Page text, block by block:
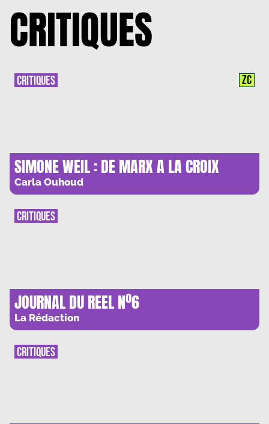
CRITIQUES
SIMONE WEIL : DE MARX A LA CROIX
Carla Ouhoud
CRITIQUES ZC
JOURNAL DU REEL Nº6
La Rédaction
CRITIQUES
CRITIQUES